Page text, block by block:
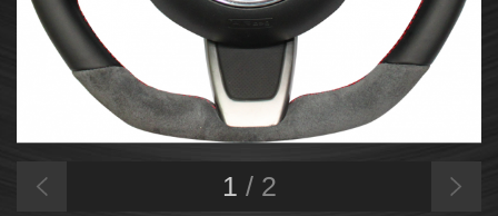
1 / 2